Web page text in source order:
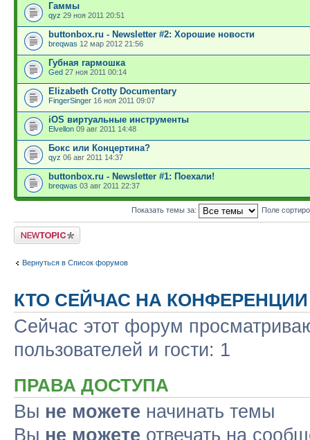
Гаммы
qyz 29 ноя 2011 20:51
buttonbox.ru - Newsletter #2: Хорошие новости
breqwas 12 мар 2012 21:56
Губная гармошка
Ged 27 ноя 2011 00:14
Elizabeth Crotty Documentary
FingerSinger 16 ноя 2011 09:07
iOS виртуальные инструменты
Elvellon 09 авг 2011 14:48
Бокс или Концертина?
qyz 06 авг 2011 14:37
buttonbox.ru - Newsletter #1: Поехали!
breqwas 03 авг 2011 22:37
Показать темы за: Поле
Новая тема
Вернуться в Список форумов
КТО СЕЙЧАС НА КОНФЕРЕНЦИИ
Сейчас этот форум
пользователей и гости: 1
ПРАВА ДОСТУПА
Вы не можете начинать темы
Вы не можете отвечать на